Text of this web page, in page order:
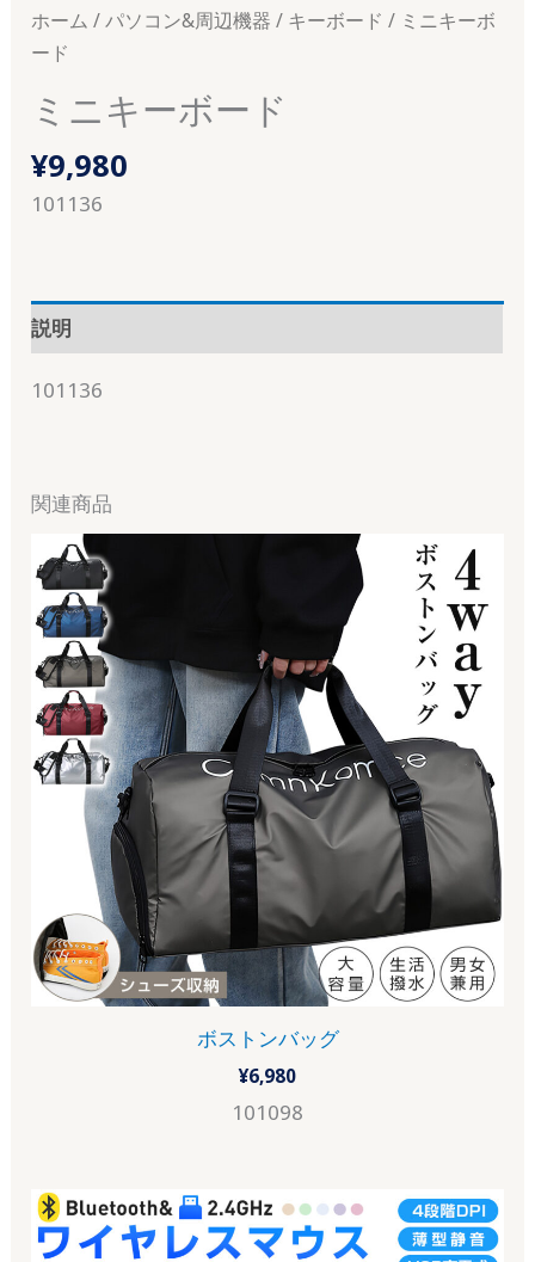
ホーム /パソコン&周辺機器 / キーボード / ミニキーボ
ード
ミニキーボード
¥9,980
101136
説明
101136
関連商品
ボストンバッグ
¥6,980
101098